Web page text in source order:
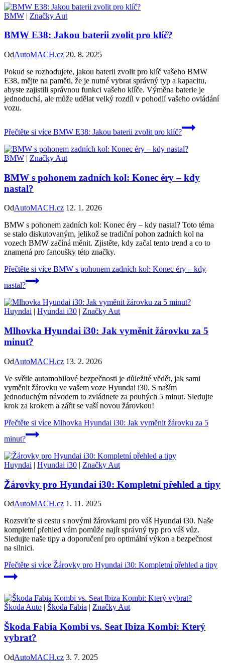
BMW | Značky Aut
BMW E38: Jakou baterii zvolit pro klíč?
OdAutoMACH.cz 20. 8. 2025
Pokud se rozhodujete, jakou baterii zvolit pro klíč vašeho BMW
E38, mějte na paměti, že je nutné vybrat správný typ a kapacitu,
abyste zajistili správnou funkci vašeho klíče. Výměna baterie je
jednoduchá, ale může udělat velký rozdíl v pohodlí vašeho ovládání
vozu.
Přečtěte si více BMW E38: Jakou baterii zvolit pro klíč?
BMW | Značky Aut
BMW s pohonem zadních kol: Konec éry – kdy
nastal?
OdAutoMACH.cz 12. 1. 2026
BMW s pohonem zadních kol: Konec éry – kdy nastal? Toto téma
se stalo diskutovaným, jelikož se tradiční pohon zadních kol na
vozech BMW začíná měnit. Zjistěte, kdy začal tento trend a co to
znamená pro fanoušky této značky.
Přečtěte si více BMW s pohonem zadních kol: Konec éry – kdy
nastal?
Huyndai | Hyundai i30 | Značky Aut
Mlhovka Hyundai i30: Jak vyměnit žárovku za 5
minut?
OdAutoMACH.cz 13. 2. 2026
Ve světle automobilové bezpečnosti je důležité vědět, jak sami
vyměnit žárovku ve vašem voze Hyundai i30. S naším
jednoduchým návodem to zvládnete za pouhých 5 minut. Sledujte
krok za krokem a zářit se vaší novou žárovkou!
Přečtěte si více Mlhovka Hyundai i30: Jak vyměnit žárovku za 5
minut?
Huyndai | Hyundai i30 | Značky Aut
Žárovky pro Hyundai i30: Kompletní přehled a tipy
OdAutoMACH.cz 1. 11. 2025
Rozsviťte si cestu s novými žárovkami pro váš Hyundai i30. Naše
kompletní přehled vám pomůže najít správný typ pro váš vůz.
Sledujte naše tipy a doporučení pro optimální výkon a bezpečnost
na silnici.
Přečtěte si více Žárovky pro Hyundai i30: Kompletní přehled a tipy
Škoda Auto | Škoda Fabia | Značky Aut
Škoda Fabia Kombi vs. Seat Ibiza Kombi: Který
vybrat?
OdAutoMACH.cz 3. 7. 2025